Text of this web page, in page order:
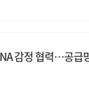
감정 협력…공급